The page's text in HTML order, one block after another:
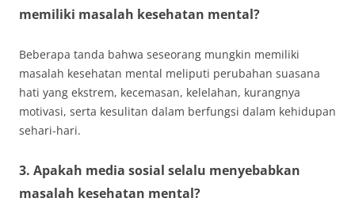
memiliki masalah kesehatan mental?
Beberapa tanda bahwa seseorang mungkin memiliki
masalah kesehatan mental meliputi perubahan suasana
hati yang ekstrem, kecemasan, kelelahan, kurangnya
motivasi, serta kesulitan dalam berfungsi dalam kehidupan
sehari-hari.
3. Apakah media sosial selalu menyebabkan
masalah kesehatan mental?